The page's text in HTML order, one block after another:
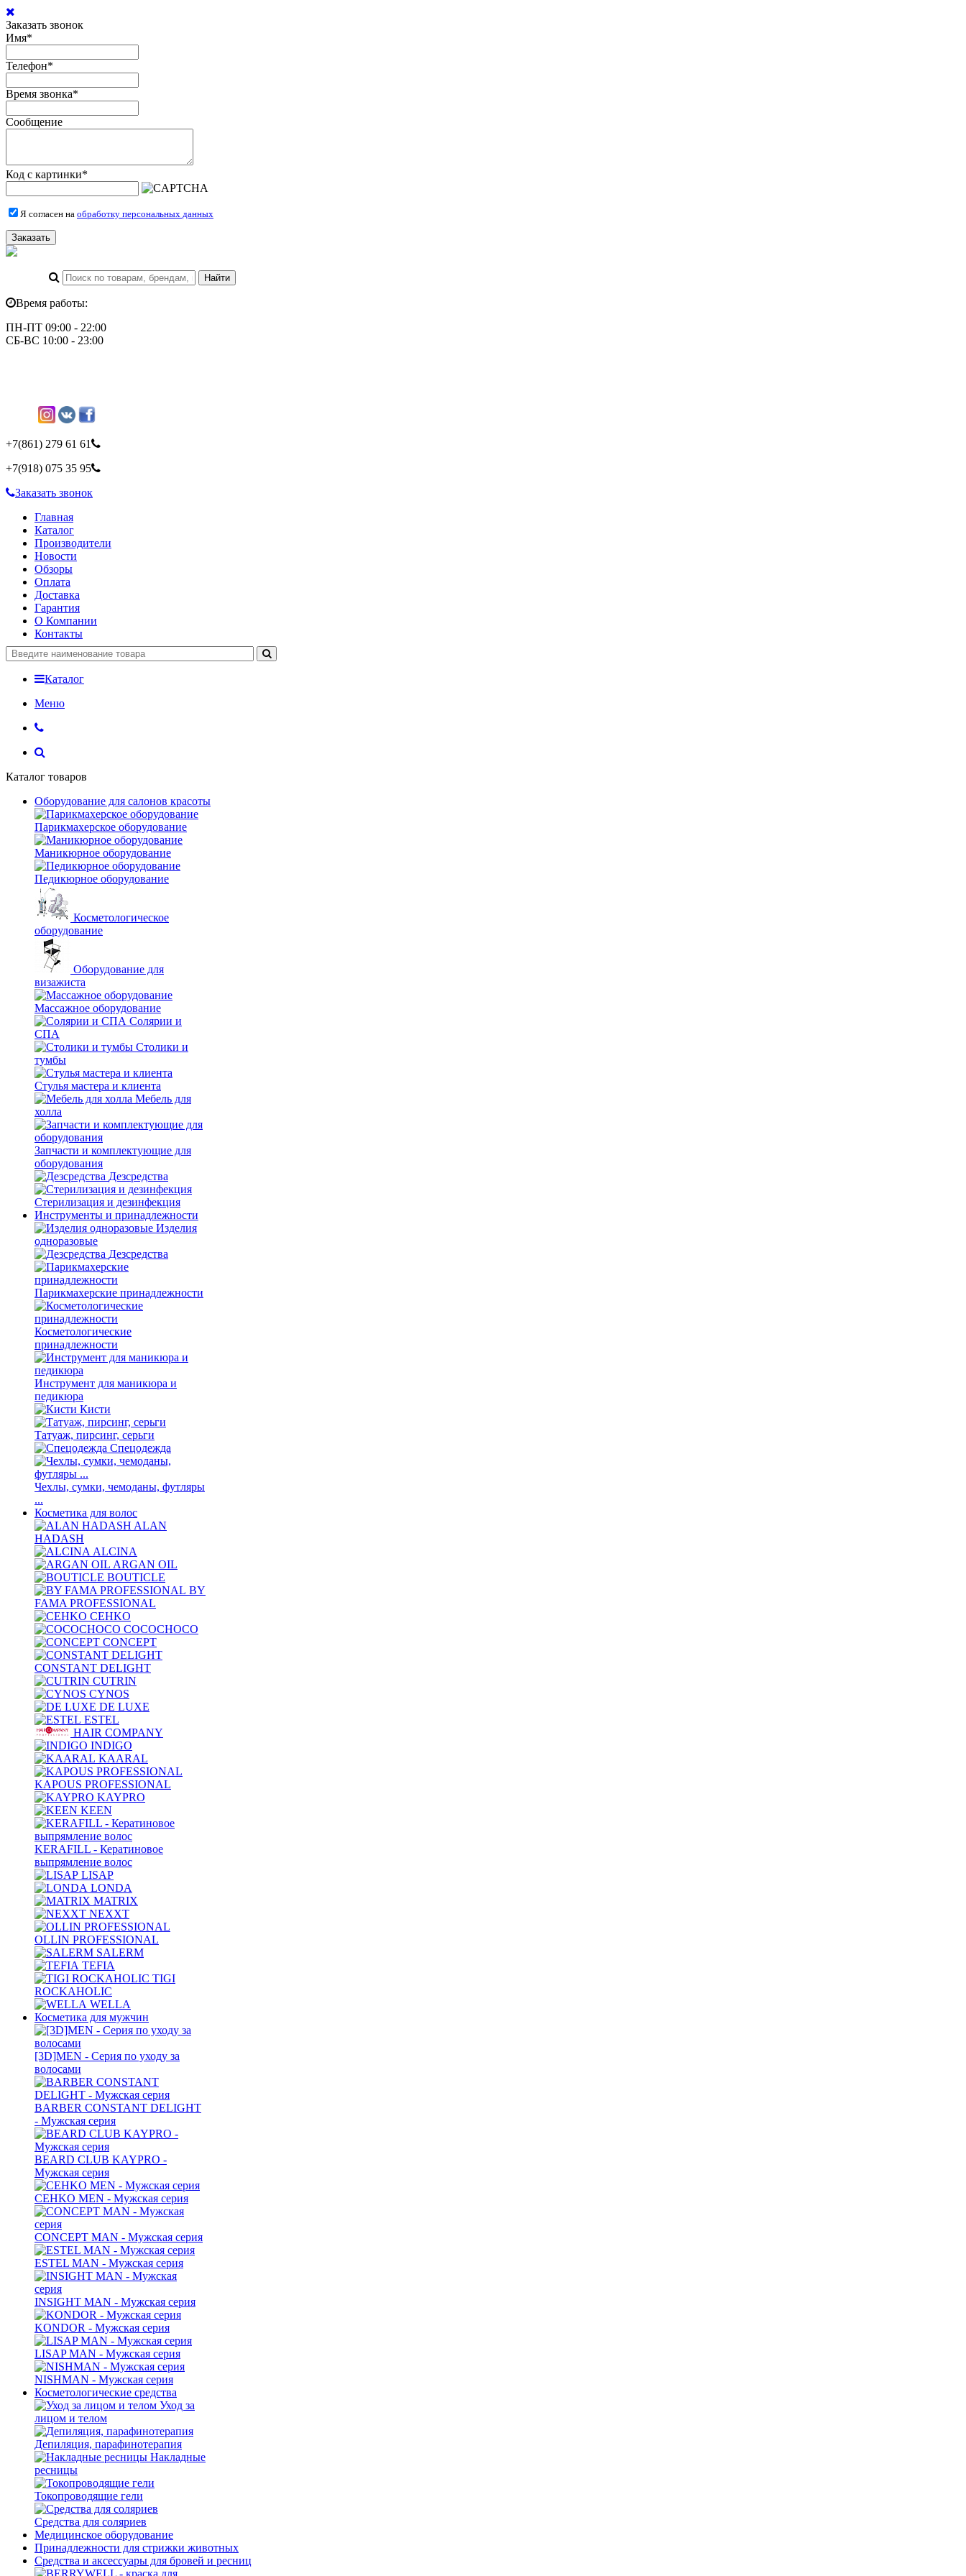
Заказать звонок
Имя*
Телефон*
Время звонка*
Сообщение
Код с картинки*
Я согласен на обработку персональных данных
Заказать
Время работы:
ПН-ПТ 09:00 - 22:00
СБ-ВС 10:00 - 23:00
+7(861) 279 61 61
+7(918) 075 35 95
Заказать звонок
Главная
Каталог
Производители
Новости
Обзоры
Оплата
Доставка
Гарантия
О Компании
Контакты
Каталог
Меню
Каталог товаров
Оборудование для салонов красоты
Парикмахерское оборудование
Маникюрное оборудование
Педикюрное оборудование
Косметологическое
оборудование
Оборудование для
визажиста
Массажное оборудование
Солярии и
СПА
Столики и
тумбы
Стулья мастера и клиента
Мебель для
холла
Запчасти и комплектующие для
оборудования
Дезсредства
Стерилизация и дезинфекция
Инструменты и принадлежности
Изделия
одноразовые
Дезсредства
Парикмахерские принадлежности
Косметологические
принадлежности
Инструмент для маникюра и
педикюра
Кисти
Татуаж, пирсинг, серьги
Спецодежда
Чехлы, сумки, чемоданы, футляры
...
Косметика для волос
ALAN
HADASH
ALCINA
ARGAN OIL
BOUTICLE
BY
FAMA PROFESSIONAL
CEHKO
COCOCHOCO
CONCEPT
CONSTANT DELIGHT
CUTRIN
CYNOS
DE LUXE
ESTEL
HAIR COMPANY
INDIGO
KAARAL
KAPOUS PROFESSIONAL
KAYPRO
KEEN
KERAFILL - Кератиновое
выпрямление волос
LISAP
LONDA
MATRIX
NEXXT
OLLIN PROFESSIONAL
SALERM
TEFIA
TIGI
ROCKAHOLIC
WELLA
Косметика для мужчин
[3D]MEN - Серия по уходу за
волосами
BARBER CONSTANT DELIGHT
- Мужская серия
BEARD CLUB KAYPRO -
Мужская серия
CEHKO MEN - Мужская серия
CONCEPT MAN - Мужская серия
ESTEL MAN - Мужская серия
INSIGHT MAN - Мужская серия
KONDOR - Мужская серия
LISAP MAN - Мужская серия
NISHMAN - Мужская серия
Косметологические средства
Уход за
лицом и телом
Депиляция, парафинотерапия
Накладные
ресницы
Токопроводящие гели
Средства для соляриев
Медицинское оборудование
Принадлежности для стрижки животных
Средства и аксессуары для бровей и ресниц